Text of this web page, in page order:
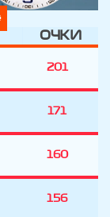
ОЧКИ
201
171
160
156